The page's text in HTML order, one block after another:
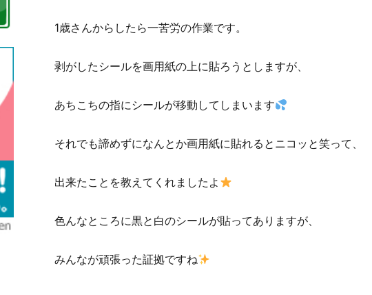
1歳さんからしたら一苦労の作業です。
剥がしたシールを画用紙の上に貼ろうとしますが、
あちこちの指にシールが移動してしまいます
それでも諦めずになんとか画用紙に貼れるとニコッと笑って、
出来たことを教えてくれましたよ
色んなところに黒と白のシールが貼ってありますが、
みんなが頑張った証拠ですね